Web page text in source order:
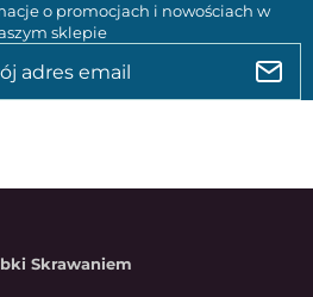
o promocjach i nowościach w
sklepie
Skrawaniem